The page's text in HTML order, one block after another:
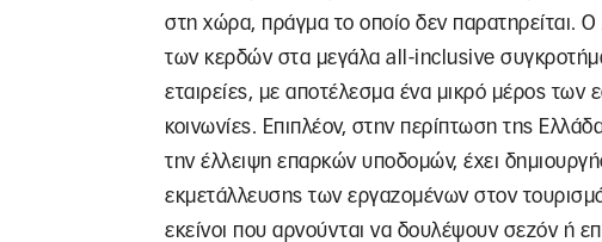
στη χώρα, πράγμα το οποίο δεν παρατηρείται.
των κερδών στα μεγάλα all-inclusive
εταιρείες, με αποτέλεσμα ένα μικρό μέρος των
κοινωνίες. Επιπλέον, στην περίπτωση της
την έλλειψη επαρκών υποδομών, έχει
εκμετάλλευσης των εργαζομένων στον
εκείνοι που αρνούνται να δουλέψουν σεζόν ή